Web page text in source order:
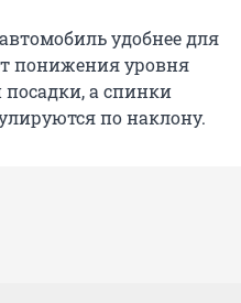
удобнее для
понижения уровня
посадки, а спинки
по наклону.